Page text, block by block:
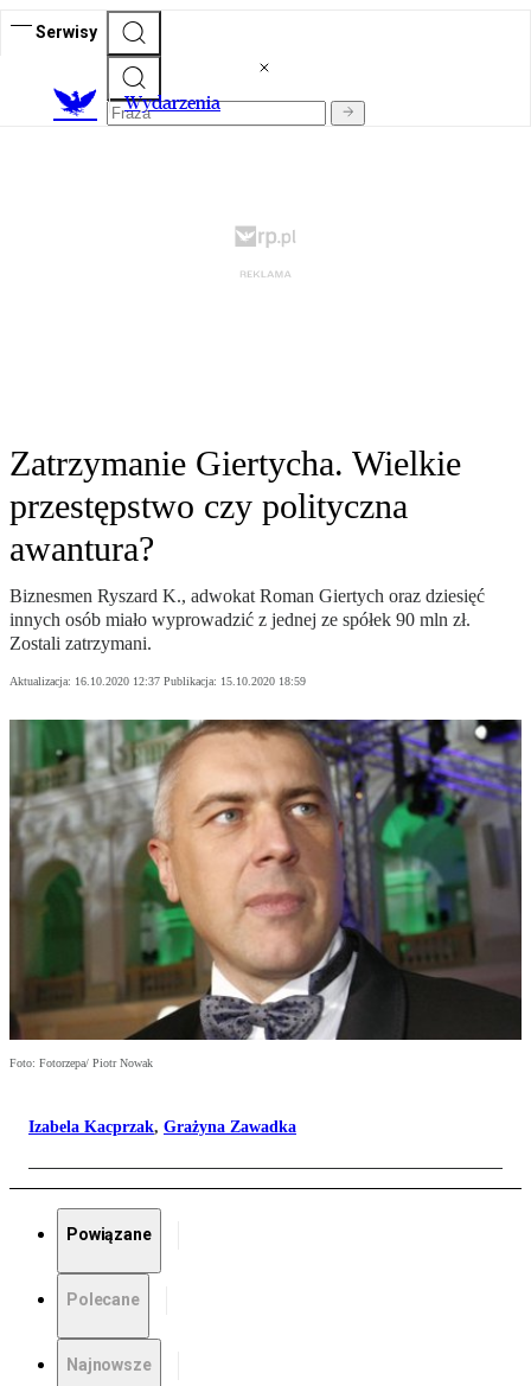
Serwisy
Wydarzenia
Zatrzymanie Giertycha. Wielkie
przestępstwo czy polityczna
awantura?
Biznesmen Ryszard K., adwokat Roman Giertych oraz dziesięć
innych osób miało wyprowadzić z jednej ze spółek 90 mln zł.
Zostali zatrzymani.
Aktualizacja: 16.10.2020 12:37 Publikacja: 15.10.2020 18:59
Foto: Fotorzepa/ Piotr Nowak
Izabela Kacprzak, Grażyna Zawadka
Powiązane
Polecane
Najnowsze